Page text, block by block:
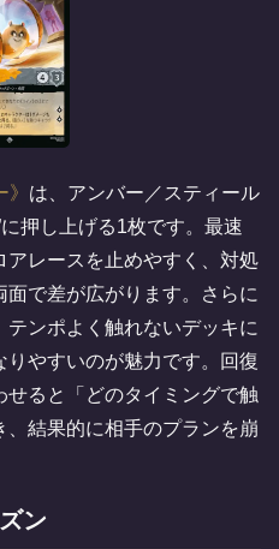
は、アンバー／スティール
押し上げる1枚です。最速
レースを止めやすく、対処
で差が広がります。さらに
ンポよく触れないデッキに
やすいのが魅力です。回復
ると「どのタイミングで触
結果的に相手のプランを崩
ン